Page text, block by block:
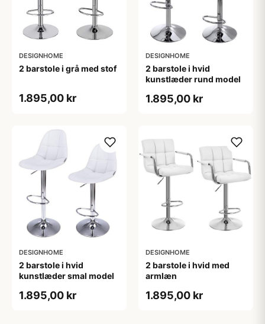
DESIGNHOME
2 barstole i grå med stof
1.895,00 kr
DESIGNHOME
2 barstole i hvid
kunstlæder rund model
1.895,00 kr
DESIGNHOME
2 barstole i hvid
kunstlæder smal model
1.895,00 kr
DESIGNHOME
2 barstole i hvid med
armlæn
1.895,00 kr